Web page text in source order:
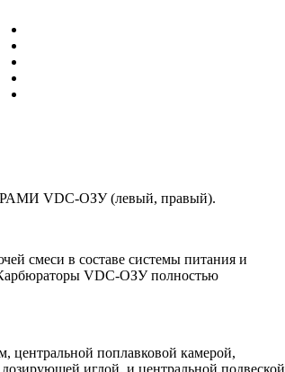
VDC-ОЗУ (левый, правый).
смеси в составе системы питания и
VDC-ОЗУ полностью
поплавковой камерой,
иглой, и центральной подвеской